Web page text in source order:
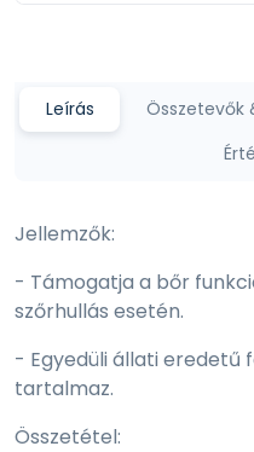
Leírás Összetevők
Jellemzők:
- Támogatja a bőr
szőrhullás esetén.
- Egyedüli állati eredetű
tartalmaz.
Összetétel: